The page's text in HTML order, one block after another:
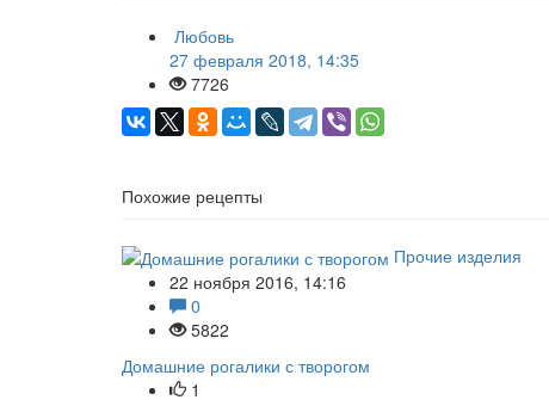
Любовь
27 февраля 2018, 14:35
7726
Похожие рецепты
Прочие изделия
22 ноября 2016, 14:16
0
5822
Домашние рогалики с творогом
1